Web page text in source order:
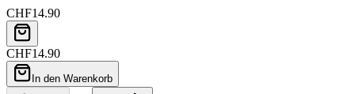
CHF14.90
CHF14.90
In den Warenkorb